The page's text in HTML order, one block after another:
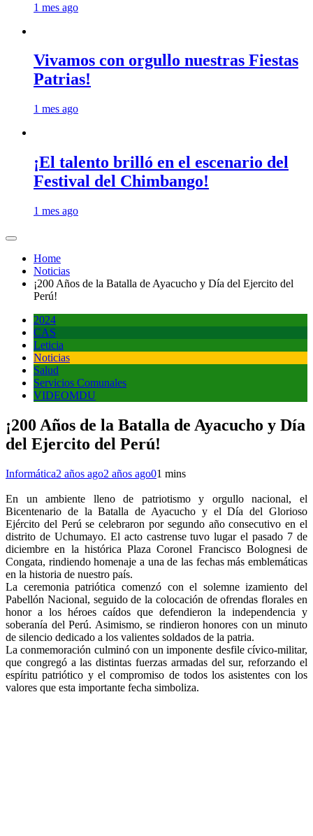
1 mes ago
Vivamos con orgullo nuestras Fiestas
Patrias!
1 mes ago
¡El talento brilló en el escenario del
Festival del Chimbango!
1 mes ago
Home
Noticias
¡200 Años de la Batalla de Ayacucho y Día del Ejercito del
Perú!
2024
CAS
Leticia
Noticias
Salud
Servicios Comunales
VIDEOMDU
¡200 Años de la Batalla de Ayacucho y Día
del Ejercito del Perú!
Informática2 años ago2 años ago01 mins
En un ambiente lleno de patriotismo y orgullo nacional, el
Bicentenario de la Batalla de Ayacucho y el Día del Glorioso
Ejército del Perú se celebraron por segundo año consecutivo en el
distrito de Uchumayo. El acto castrense tuvo lugar el pasado 7 de
diciembre en la histórica Plaza Coronel Francisco Bolognesi de
Congata, rindiendo homenaje a una de las fechas más emblemáticas
en la historia de nuestro país.
La ceremonia patriótica comenzó con el solemne izamiento del
Pabellón Nacional, seguido de la colocación de ofrendas florales en
honor a los héroes caídos que defendieron la independencia y
soberanía del Perú. Asimismo, se rindieron honores con un minuto
de silencio dedicado a los valientes soldados de la patria.
La conmemoración culminó con un imponente desfile cívico-militar,
que congregó a las distintas fuerzas armadas del sur, reforzando el
espíritu patriótico y el compromiso de todos los asistentes con los
valores que esta importante fecha simboliza.